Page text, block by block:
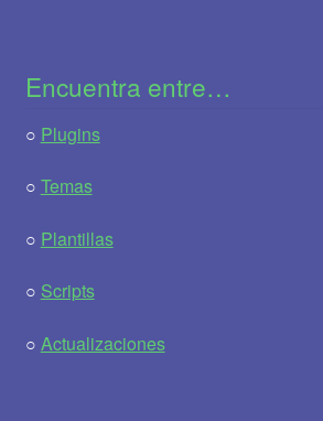
Encuentra entre…
○ Plugins
○ Temas
○ Plantillas
○ Scripts
○ Actualizaciones